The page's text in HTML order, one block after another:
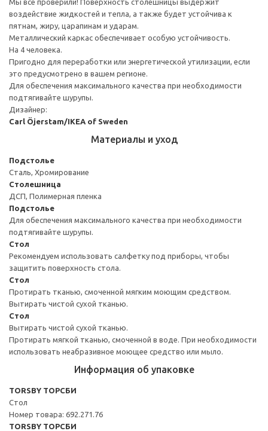
воздействие жидкостей и тепла, а также будет устойчива к
пятнам, жиру, царапинам и ударам.
Металлический каркас обеспечивает особую устойчивость.
На 4 человека.
Пригодно для переработки или энергетической утилизации, если
это предусмотрено в вашем регионе.
Для обеспечения максимального качества при необходимости
подтягивайте шурупы.
Дизайнер:
Carl Öjerstam/IKEA of Sweden
Материалы и уход
Подстолье
Сталь, Хромирование
Столешница
ДСП, Полимерная пленка
Подстолье
Для обеспечения максимального качества при необходимости
подтягивайте шурупы.
Стол
Рекомендуем использовать салфетку под приборы, чтобы
защитить поверхность стола.
Стол
Протирать тканью, смоченной мягким моющим средством.
Вытирать чистой сухой тканью.
Стол
Вытирать чистой сухой тканью.
Протирать мягкой тканью, смоченной в воде. При необходимости
использовать неабразивное моющее средство или мыло.
Информация об упаковке
TORSBY ТОРСБИ
Стол
Номер товара: 692.271.76
TORSBY ТОРСБИ